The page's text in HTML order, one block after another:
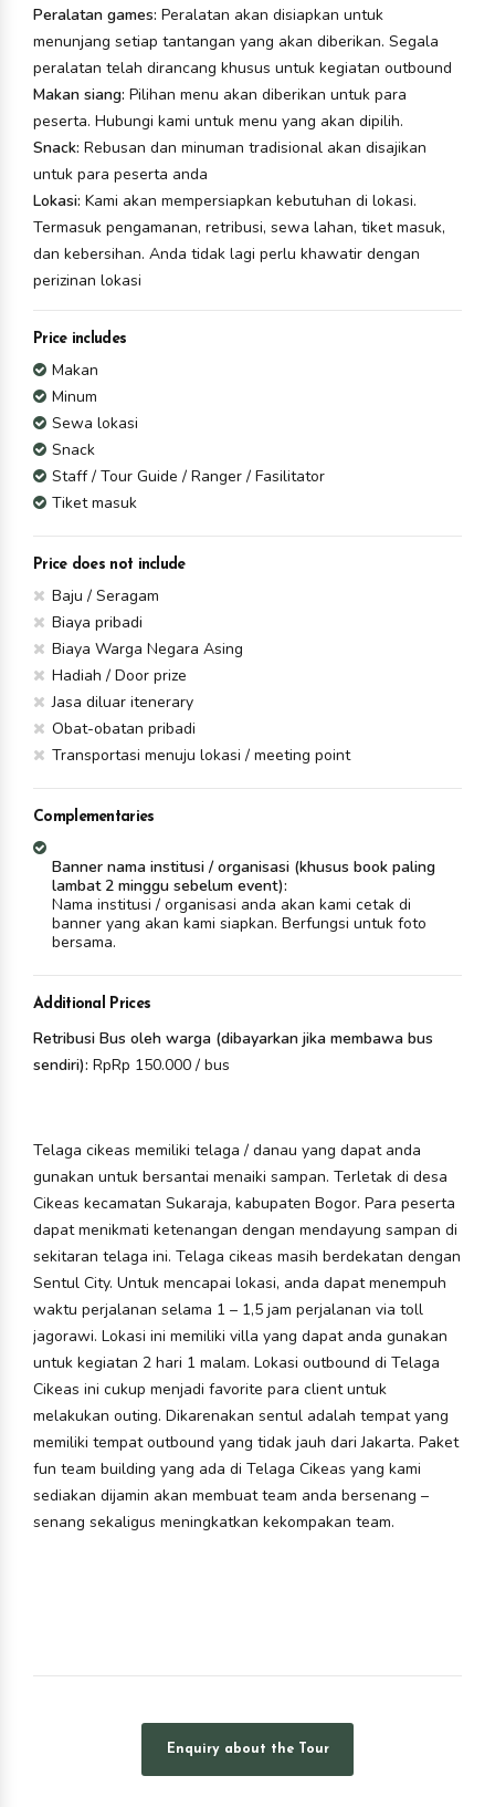
Peralatan games: Peralatan akan disiapkan untuk
menunjang setiap tantangan yang akan diberikan. Segala
peralatan telah dirancang khusus untuk kegiatan outbound
Makan siang: Pilihan menu akan diberikan untuk para
peserta. Hubungi kami untuk menu yang akan dipilih.
Snack: Rebusan dan minuman tradisional akan disajikan
untuk para peserta anda
Lokasi: Kami akan mempersiapkan kebutuhan di lokasi.
Termasuk pengamanan, retribusi, sewa lahan, tiket masuk,
dan kebersihan. Anda tidak lagi perlu khawatir dengan
perizinan lokasi
Price includes
Makan
Minum
Sewa lokasi
Snack
Staff / Tour Guide / Ranger / Fasilitator
Tiket masuk
Price does not include
Baju / Seragam
Biaya pribadi
Biaya Warga Negara Asing
Hadiah / Door prize
Jasa diluar itenerary
Obat-obatan pribadi
Transportasi menuju lokasi / meeting point
Complementaries
Banner nama institusi / organisasi (khusus book paling
lambat 2 minggu sebelum event):
Nama institusi / organisasi anda akan kami cetak di
banner yang akan kami siapkan. Berfungsi untuk foto
bersama.
Additional Prices
Retribusi Bus oleh warga (dibayarkan jika membawa bus
sendiri): RpRp 150.000 / bus
Telaga cikeas memiliki telaga / danau yang dapat anda
gunakan untuk bersantai menaiki sampan. Terletak di desa
Cikeas kecamatan Sukaraja, kabupaten Bogor. Para peserta
dapat menikmati ketenangan dengan mendayung sampan di
sekitaran telaga ini. Telaga cikeas masih berdekatan dengan
Sentul City. Untuk mencapai lokasi, anda dapat menempuh
waktu perjalanan selama 1 – 1,5 jam perjalanan via toll
jagorawi. Lokasi ini memiliki villa yang dapat anda gunakan
untuk kegiatan 2 hari 1 malam. Lokasi outbound di Telaga
Cikeas ini cukup menjadi favorite para client untuk
melakukan outing. Dikarenakan sentul adalah tempat yang
memiliki tempat outbound yang tidak jauh dari Jakarta. Paket
fun team building yang ada di Telaga Cikeas yang kami
sediakan dijamin akan membuat team anda bersenang –
senang sekaligus meningkatkan kekompakan team.
Enquiry about the Tour